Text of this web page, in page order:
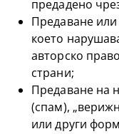
предадено
Предаване
което
авторско
страни;
Предаване на
(спам),
или други